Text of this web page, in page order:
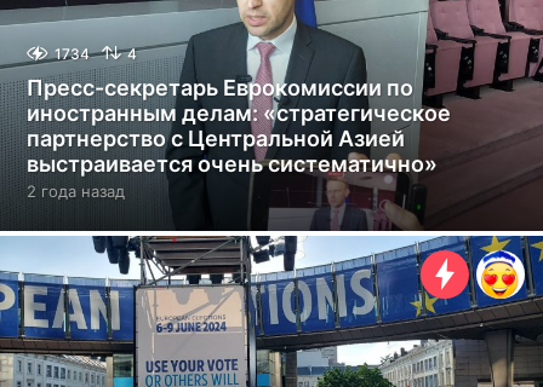
1734 4
Пресс-секретарь Еврокомиссии по
иностранным делам: «стратегическое
партнерство с Центральной Азией
выстраивается очень систематично»
2 года назад
о
д
а
н
з
а